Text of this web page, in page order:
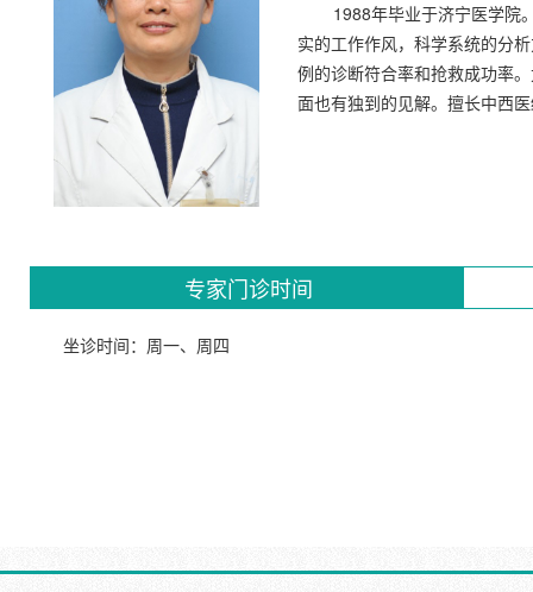
1988年毕业于济宁医学院
实的工作作风，科学系统的分
例的诊断符合率和抢救成功率
面也有独到的见解。擅长中西
专家门诊时间
坐诊时间：周一、周四